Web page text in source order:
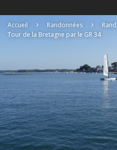
Accueil Randonnées
Tour de la Bretagne par le GR 34